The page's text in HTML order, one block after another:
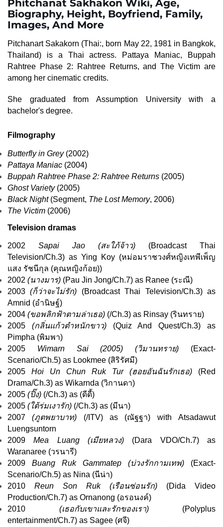
Phitchanat Sakhakon Wiki, Age,
Biography, Height, Boyfriend, Family,
Images, And More
Pitchanart Sakakorn (Thai:, born May 22, 1981 in Bangkok,
Thailand) is a Thai actress. Pattaya Maniac, Buppah
Rahtree Phase 2: Rahtree Returns, and The Victim are
among her cinematic credits.
She graduated from Assumption University with a
bachelor's degree.
Filmography
Butterfly in Grey(2002)
Pattaya Maniac (2004)
Buppah Rahtree Phase 2: Rahtree Returns (2005)
Ghost Variety(2005)
Black Night(Segment, The Lost Memory, 2006)
The Victim (2006)
Television dramas
2002 Sapai Jao (สะใภ้จ้าว) (Broadcast Thai
Television/Ch.3) as Ying Koy (หม่อมราชวงศ์หญิงเทพีเพ็ญ
แสง รัชนีกุล (คุณหญิงก้อย))
2002 (นางมาร) (Pau Jin Jong/Ch.7) as Ranee (ระณี)
2003(ก็ว่าจะไม่รัก) (Broadcast Thai Television/Ch.3) as
Amnid (อำนิษฐ์)
2004 (ขอพลิกฟ้าตามล่าเธอ) (/Ch.3) as Rinsay (รินทราย)
2005 (กลิ่นแก้วตำหนักขาว)(Quiz And Quest/Ch.3) as
Pimpha (พิมพา)
2005 Wimarn Sai (2005) (วิมานทราย) (Exact-
Scenario/Ch.5) as Lookmee (สิริรัศมี)
2005 Hoi Un Chun Ruk Tur (ฮอยอันฉันรักเธอ) (Red
Drama/Ch.3) as Wikarnda (วิกานดา)
2005 (ปิ๊ง) (/Ch.3) as (ดีดี้)
2005 (ใต้ร่มเงารัก) (/Ch.3) as (มีนา)
2007(ภูตพยาบาท) (/ITV) as (ณัฐฐา) withAtsadawut
Luengsuntorn
2009Mea Luang (เมียหลวง) (Dara VDO/Ch.7) as
Waranaree (วรนารี)
2009 Buang Ruk Gammatep (บ่วงรักกามเทพ) (Exact-
Scenario/Ch.5) as Nina (นีน่า)
2010 Reun Son Ruk (เรือนซ่อนรัก) (Dida Video
Production/Ch.7) as Ornanong (อรอนงค์)
2010 (เธอกับเขาและรักของเรา)(Polyplus
entertainment/Ch.7) as Sagee (ศจี)